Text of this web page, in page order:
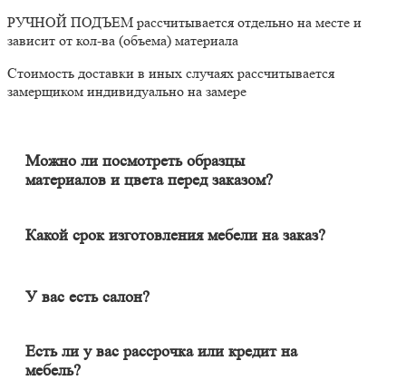
РУЧНОЙ ПОДЪЕМ рассчитывается отдельно на месте и
зависит от кол-ва (объема) материала
Стоимость доставки в иных случаях рассчитывается
замерщиком индивидуально на замере
Можно ли посмотреть образцы
материалов и цвета перед заказом?
месте в собственном освещении увидеть, как будут выглядеть
Какой срок изготовления мебели на заказ?
среднем цикл производства большей части изделий составляет
У вас есть салон?
компаний в Москве и области. Мебель вся индивидуальная (не
серийная), поэтому свой шкаф вы сможете увидеть только
Есть ли у вас рассрочка или кредит на
мебель?